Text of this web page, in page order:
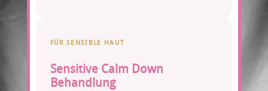
FÜR SENSIBLE HAUT
Sensitive Calm Down
Behandlung